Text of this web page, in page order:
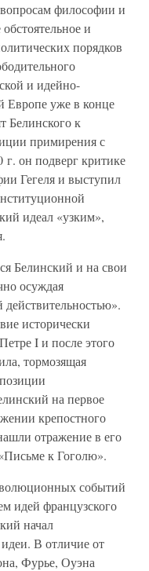
философии и
и
порядков
и идейно-
Европе уже в конце
Белинского к
примирения с
г. он подверг критике
Гегеля и выступил
идеал «узким»,
Белинский и на свои
осуждая
исторически
I и после этого
тормозящая
на первое
крепостного
отражение в его
к Гоголю».
событий
идей французского
начал
В отличие от
Фурье, Оуэна